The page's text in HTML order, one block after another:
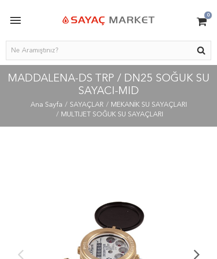
0
MADDALENA-DS TRP / DN25 SOĞUK SU
SAYACI-MID
Ana Sayfa SAYAÇLAR
MEKANİK SU SAYAÇLARI
MULTIJET SOĞUK SU SAYAÇLARI